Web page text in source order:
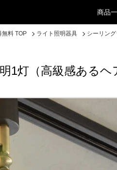
商品
無料 TOP ライト照明器具 シーリン
1灯（高級感あるヘ